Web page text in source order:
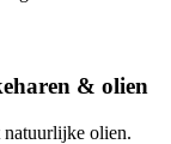
haren & olien
natuurlijke olien.